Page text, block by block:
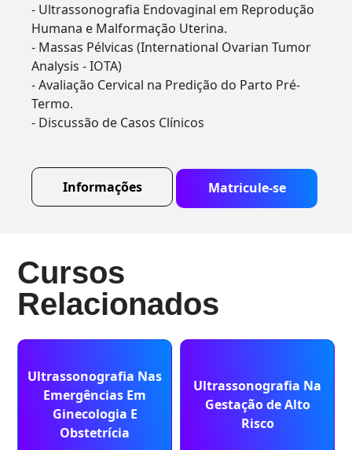
- Ultrassonografia Endovaginal em Reprodução
Humana e Malformação Uterina.
- Massas Pélvicas (International Ovarian Tumor
Analysis - IOTA)
- Avaliação Cervical na Predição do Parto Pré-
Termo.
- Discussão de Casos Clínicos
Informações Matricule-se
Cursos
Relacionados
Ultrassonografia Nas
Emergências Em
Ginecologia E
Obstetrícia
Ultrassonografia Na
Gestação de Alto
Risco